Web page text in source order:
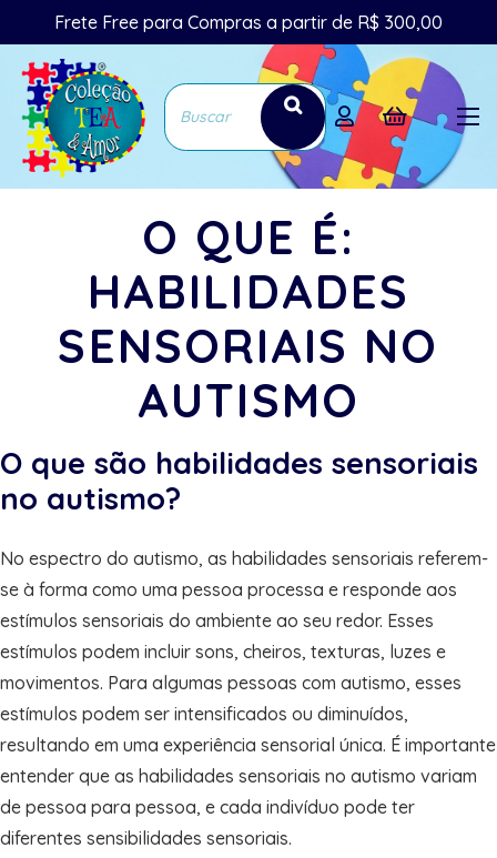
Frete Free para Compras a partir de R$ 300,00
O QUE É:
HABILIDADES
SENSORIAIS NO
AUTISMO
O que são habilidades sensoriais
no autismo?
No espectro do autismo, as habilidades sensoriais referem-
se à forma como uma pessoa processa e responde aos
estímulos sensoriais do ambiente ao seu redor. Esses
estímulos podem incluir sons, cheiros, texturas, luzes e
movimentos. Para algumas pessoas com autismo, esses
estímulos podem ser intensificados ou diminuídos,
resultando em uma experiência sensorial única. É importante
entender que as habilidades sensoriais no autismo variam
de pessoa para pessoa, e cada indivíduo pode ter
diferentes sensibilidades sensoriais.